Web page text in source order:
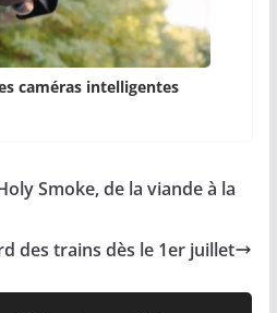
caméras intelligentes
Smoke, de la viande à la
des trains dès le 1er juillet